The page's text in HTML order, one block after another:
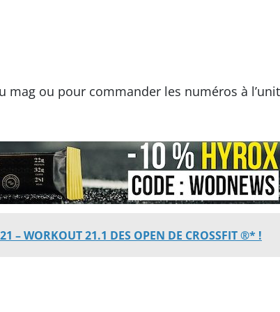
mag ou pour commander les numéros à
– WORKOUT 21.1 DES OPEN DE CROSSFIT ®* !